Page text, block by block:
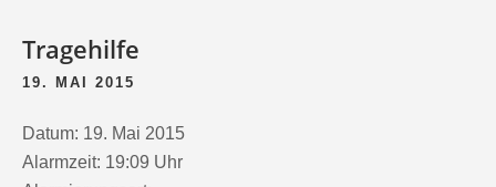
Tragehilfe
19. MAI 2015
Datum: 19. Mai 2015
Alarmzeit: 19:09 Uhr